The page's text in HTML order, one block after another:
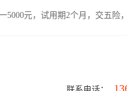
5000元，试用期2个月，交五险